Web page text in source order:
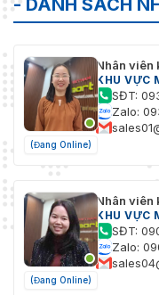
- DANH SÁCH
(Đang Online)
Nhân viên
KHU VỰC
SĐT:
Zalo:
(Đang Online)
Nhân viên
KHU VỰC
SĐT:
Zalo: